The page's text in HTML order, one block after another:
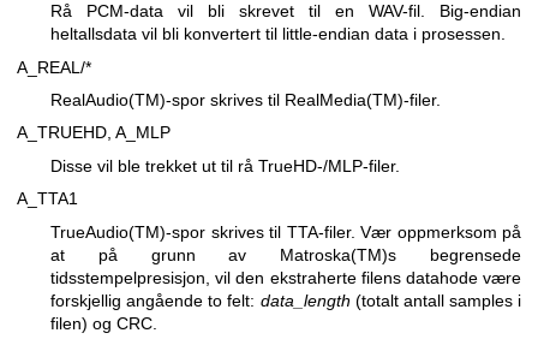
Rå PCM-data vil bli skrevet til en WAV-fil. Big-endian
heltallsdata vil bli konvertert til little-endian data i prosessen.
A_REAL/*
RealAudio(TM)-spor skrives til RealMedia(TM)-filer.
A_TRUEHD, A_MLP
Disse vil ble trekket ut til rå TrueHD-/MLP-filer.
A_TTA1
TrueAudio(TM)-spor skrives til TTA-filer. Vær oppmerksom på
at på grunn av Matroska(TM)s begrensede
tidsstempelpresisjon, vil den ekstraherte filens datahode være
forskjellig angående to felt: data_length (totalt antall samples i
filen) og CRC.